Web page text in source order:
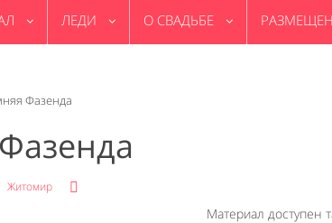
ЛЕДИ О СВАДЬБЕ
Фазенда
Житомир
Материал доступен